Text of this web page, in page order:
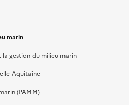
marin
la gestion du milieu marin
Aquitaine
(PAMM)